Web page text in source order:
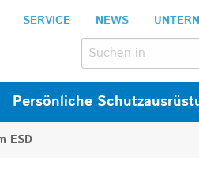
SERVICE NEWS
Persönliche
ESD